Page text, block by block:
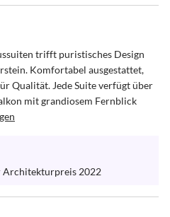
trifft puristisches Design
Komfortabel ausgestattet,
Qualität. Jede Suite verfügt über
mit grandiosem Fernblick
2022